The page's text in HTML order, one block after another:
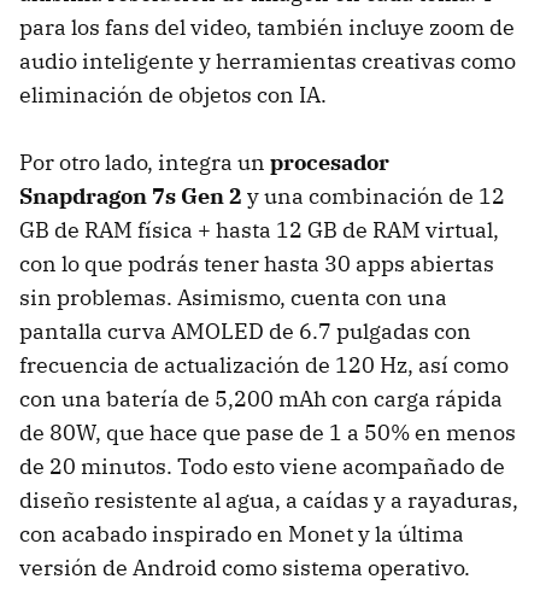
para los fans del video, también incluye zoom de
audio inteligente y herramientas creativas como
eliminación de objetos con IA.
Por otro lado, integra un procesador
Snapdragon 7s Gen 2 y una combinación de 12
GB de RAM física + hasta 12 GB de RAM virtual,
con lo que podrás tener hasta 30 apps abiertas
sin problemas. Asimismo, cuenta con una
pantalla curva AMOLED de 6.7 pulgadas con
frecuencia de actualización de 120 Hz, así como
con una batería de 5,200 mAh con carga rápida
de 80W, que hace que pase de 1 a 50% en menos
de 20 minutos. Todo esto viene acompañado de
diseño resistente al agua, a caídas y a rayaduras,
con acabado inspirado en Monet y la última
versión de Android como sistema operativo.